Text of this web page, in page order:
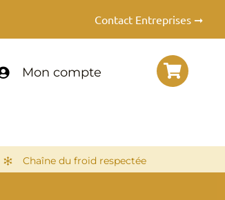
Contact Entreprises ➞
Mon compte
Chaîne du froid respectée